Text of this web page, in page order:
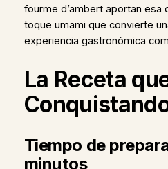
fourme d’ambert aportan esa
toque umami que convierte
experiencia gastronómica
La Receta
Tiempo de
minutos